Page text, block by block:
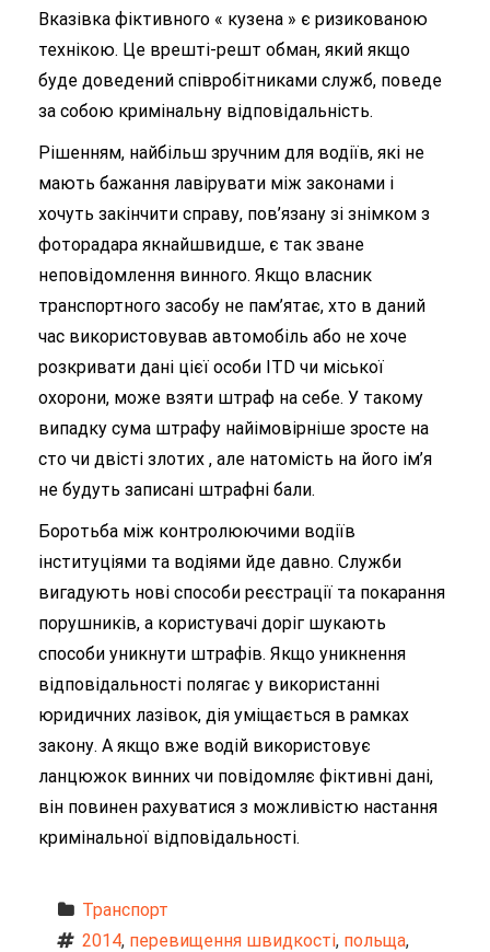
Вказівка фіктивного « кузена » є ризикованою
технікою. Це врешті-решт обман, який якщо
буде доведений співробітниками служб, поведе
за собою кримінальну відповідальність.
Рішенням, найбільш зручним для водіїв, які не
мають бажання лавірувати між законами і
хочуть закінчити справу, пов’язану зі знімком з
фоторадара якнайшвидше, є так зване
неповідомлення винного. Якщо власник
транспортного засобу не пам’ятає, хто в даний
час використовував автомобіль або не хоче
розкривати дані цієї особи ITD чи міської
охорони, може взяти штраф на себе. У такому
випадку сума штрафу найімовірніше зросте на
сто чи двісті злотих , але натомість на його ім’я
не будуть записані штрафні бали.
Боротьба між контролюючими водіїв
інституціями та водіями йде давно. Служби
вигадують нові способи реєстрації та покарання
порушників, а користувачі доріг шукають
способи уникнути штрафів. Якщо уникнення
відповідальності полягає у використанні
юридичних лазівок, дія уміщається в рамках
закону. А якщо вже водій використовує
ланцюжок винних чи повідомляє фіктивні дані,
він повинен рахуватися з можливістю настання
кримінальної відповідальності.
Транспорт
2014, перевищення швидкості, польща,